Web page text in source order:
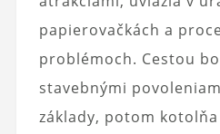
papierovačkách a
problémoch. Cestou
stavebnými
základy, potom